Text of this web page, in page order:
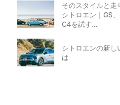
そのスタイルと走
シトロエン｜GS
C4を試す…
シトロエンの新し
は